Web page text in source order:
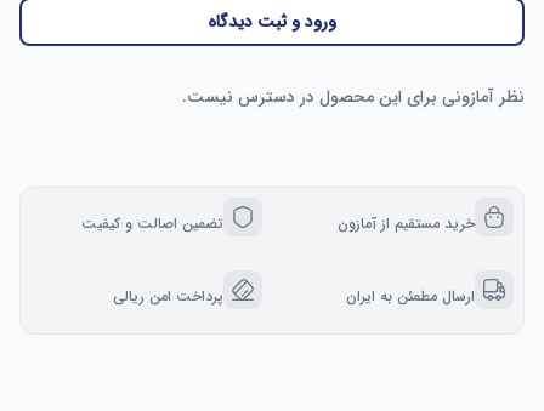
ورود و ثبت دیدگاه
نظر آمازونی برای این محصول در دسترس نیست.
خرید مستقیم از آمازون تضمین اصالت و کیفیت
ارسال مطمئن به ایران پرداخت امن ریالی